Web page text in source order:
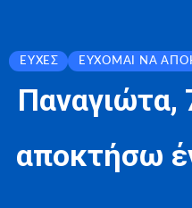
ΕΥΧΈΣ ΕΎΧΟΜΑΙ ΝΑ
Παναγιώτα,
αποκτήσω